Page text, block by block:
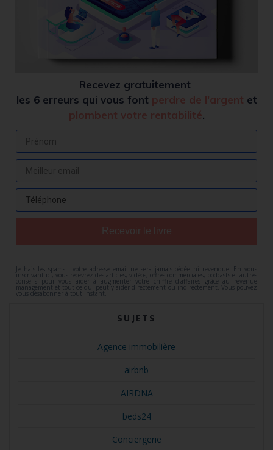
Recevez gratuitement
les 6 erreurs qui vous font perdre de l'argent et
plombent votre rentabilité.
Recevoir le livre
Je hais les spams : votre adresse email ne sera jamais cédée ni revendue. En vous
inscrivant ici, vous recevrez des articles, vidéos, offres commerciales, podcasts et autres
conseils pour vous aider à augmenter votre chiffre d'affaires grâce au revenue
management et tout ce qui peut y aider directement ou indirectement. Vous pouvez
vous désabonner à tout instant.
SUJETS
Agence immobilière
airbnb
AIRDNA
beds24
Conciergerie